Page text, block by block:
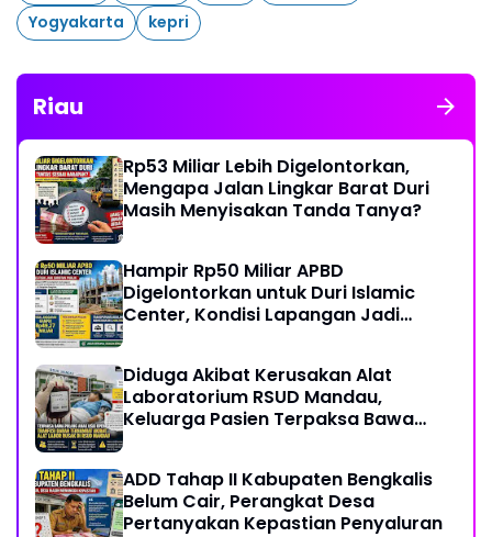
Yogyakarta
kepri
Riau
Rp53 Miliar Lebih Digelontorkan,
Mengapa Jalan Lingkar Barat Duri
Masih Menyisakan Tanda Tanya?
Hampir Rp50 Miliar APBD
Digelontorkan untuk Duri Islamic
Center, Kondisi Lapangan Jadi
Diduga Akibat Kerusakan Alat
Laboratorium RSUD Mandau,
Keluarga Pasien Terpaksa Bawa
Transfusi Darah
ADD Tahap II Kabupaten Bengkalis
Belum Cair, Perangkat Desa
Pertanyakan Kepastian Penyaluran